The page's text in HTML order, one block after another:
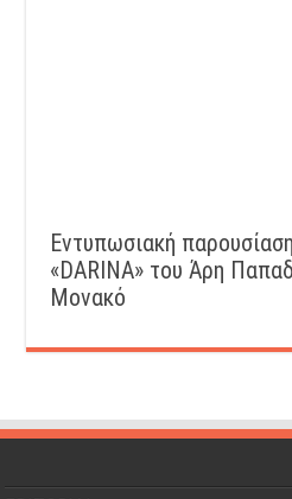
Εντυπωσιακή
«DARINA» του Άρη
Μονακό